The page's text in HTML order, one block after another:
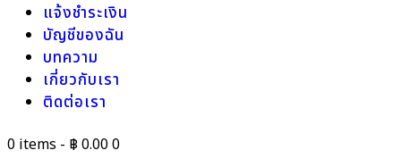
แจ้งชำระเงิน
บัญชีของฉัน
บทความ
เกี่ยวกับเรา
ติดต่อเรา
0 items - ฿ 0.000